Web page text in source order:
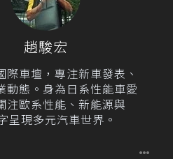
趙駿宏
際車壇，專注新車發表、
動態。身為日系性能車愛
注歐系性能、新能源與
呈現多元汽車世界。